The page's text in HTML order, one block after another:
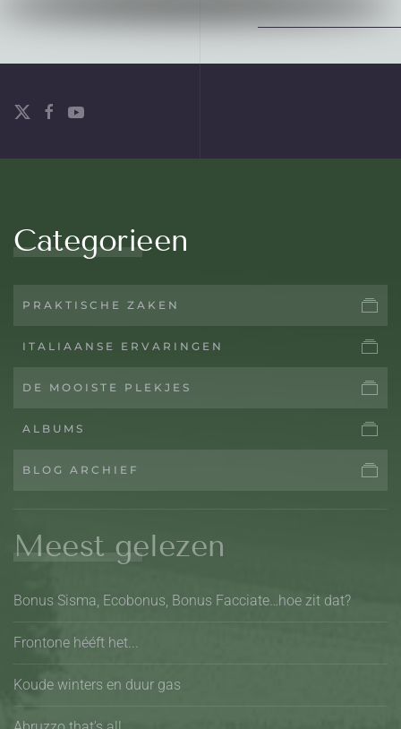
Categorieen
PRAKTISCHE ZAKEN
ITALIAANSE ERVARINGEN
DE MOOISTE PLEKJES
ALBUMS
BLOG ARCHIEF
Meest gelezen
Bonus Sisma, Ecobonus, Bonus Facciate…hoe zit dat?
Frontone hééft het...
Koude winters en duur gas